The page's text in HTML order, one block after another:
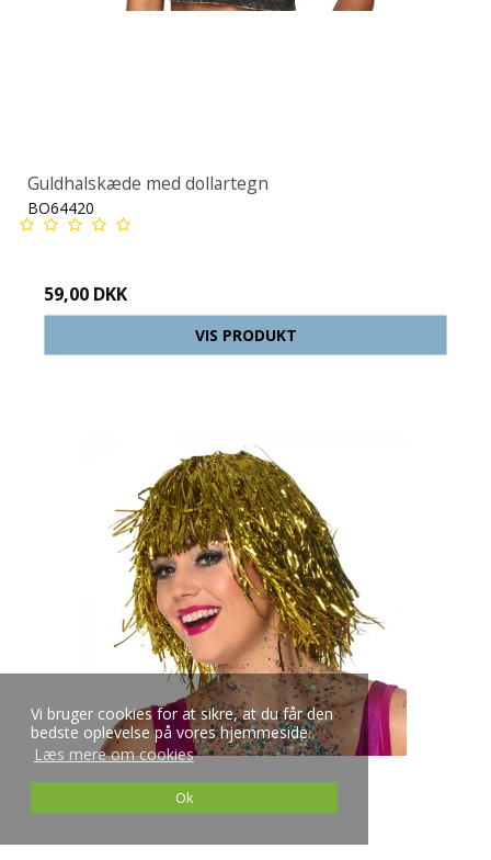
Vi bruger cookies for at sikre, at du får den
bedste oplevelse på vores hjemmeside.
Læs mere om cookies
Ok
Guldhalskæde med dollartegn
BO64420
59,00 DKK
VIS PRODUKT